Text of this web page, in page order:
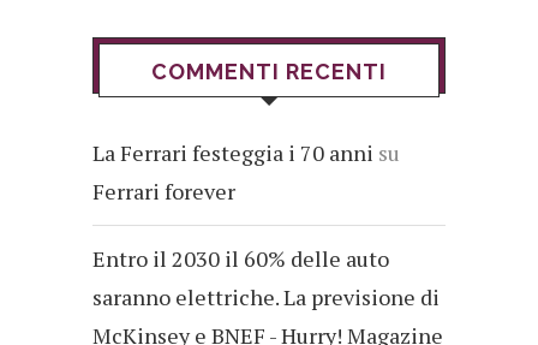
COMMENTI RECENTI
La Ferrari festeggia i 70 anni su
Ferrari forever
Entro il 2030 il 60% delle auto
saranno elettriche. La previsione di
McKinsey e BNEF - Hurry! Magazine